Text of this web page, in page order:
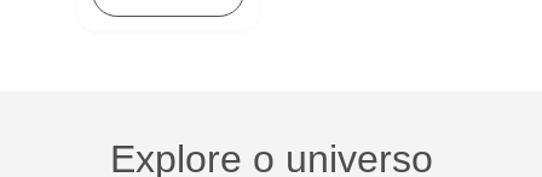
Explore o universo